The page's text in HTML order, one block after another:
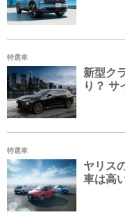
特選車
新型ク
り？ サ
特選車
ヤリス
車は高